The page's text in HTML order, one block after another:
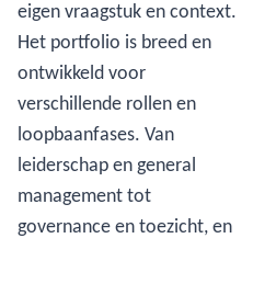
eigen vraagstuk en context.
Het portfolio is breed en
ontwikkeld voor
verschillende rollen en
loopbaanfases. Van
leiderschap en general
management tot
governance en toezicht, en